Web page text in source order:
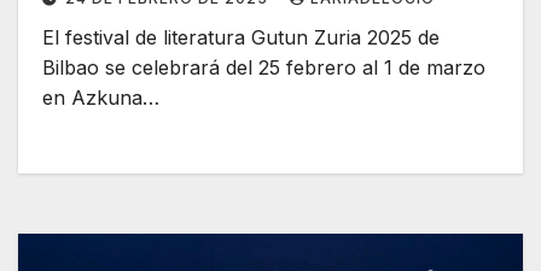
El festival de literatura Gutun Zuria 2025 de
Bilbao se celebrará del 25 febrero al 1 de marzo
en Azkuna…